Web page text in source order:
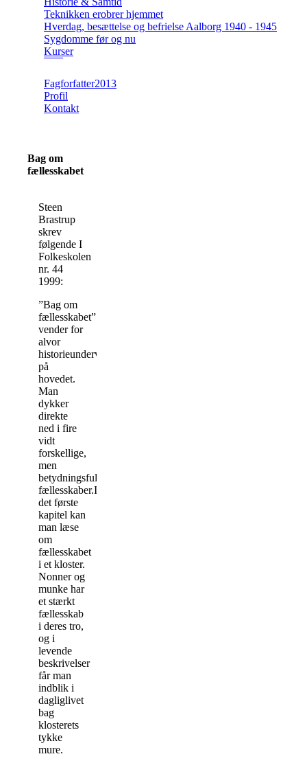
Teknikken erobrer hjemmet
Hverdag, besættelse og befrielse Aalborg 1940 - 1945
Sygdomme før og nu
Kurser
Fagforfatter2013
Profil
Kontakt
Bag om
fællesskabet
Steen
Brastrup
skrev
følgende I
Folkeskolen
nr. 44
1999:
”Bag om
fællesskabet”
vender for
alvor
historieundervisningen
på
hovedet.
Man
dykker
direkte
ned i fire
vidt
forskellige,
men
betydningsfulde
fællesskaber.I
det første
kapitel kan
man læse
om
fællesskabet
i et kloster.
Nonner og
munke har
et stærkt
fællesskab
i deres tro,
og i
levende
beskrivelser
får man
indblik i
dagliglivet
bag
klosterets
tykke
mure.